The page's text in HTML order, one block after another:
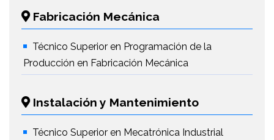
Fabricación Mecánica
Técnico Superior en Programación de la
Producción en Fabricación Mecánica
Instalación y Mantenimiento
Técnico Superior en Mecatrónica Industrial